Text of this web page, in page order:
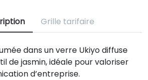
Grille tarifaire
dans un verre Ukiyo diffuse
de jasmin, idéale pour valoriser
d’entreprise.